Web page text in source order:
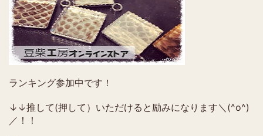
ランキング参加中です！
↓↓推して(押して）いただけると励みになります＼(^o^)
／！！